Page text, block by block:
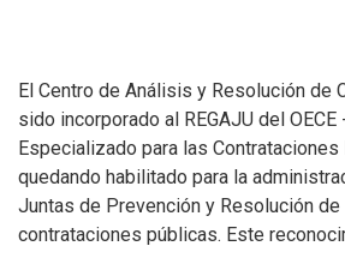
El Centro de Análisis y Resolución de
sido incorporado al REGAJU del OECE
Especializado para las
quedando habilitado para la
Juntas de Prevención y Resolución
contrataciones públicas. Este